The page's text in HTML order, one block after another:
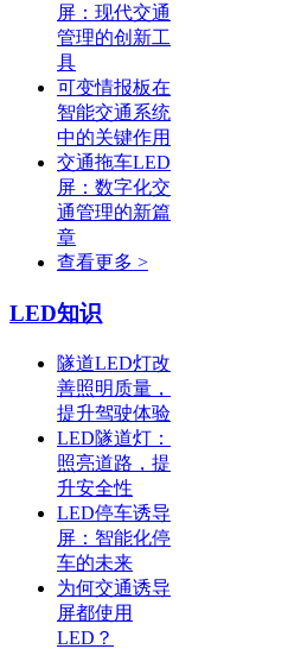
屏：现代交通
管理的创新工
具
可变情报板在
智能交通系统
中的关键作用
交通拖车LED
屏：数字化交
通管理的新篇
章
查看更多 >
LED知识
隧道LED灯改
善照明质量，
提升驾驶体验
LED隧道灯：
照亮道路，提
升安全性
LED停车诱导
屏：智能化停
车的未来
为何交通诱导
屏都使用
LED？